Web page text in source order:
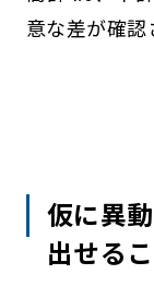
意な差が確認
仮に異
出せる